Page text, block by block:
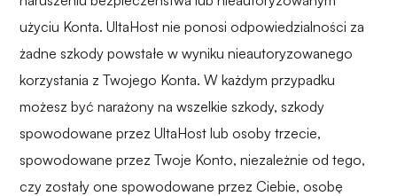
użyciu Konta. UltaHost nie ponosi odpowiedzialności za
żadne szkody powstałe w wyniku nieautoryzowanego
korzystania z Twojego Konta. W każdym przypadku
możesz być narażony na wszelkie szkody, szkody
spowodowane przez UltaHost lub osoby trzecie,
spowodowane przez Twoje Konto, niezależnie od tego,
czy zostały one spowodowane przez Ciebie, osobę